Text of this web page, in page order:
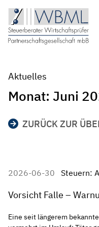
Aktuelles
Monat: Juni
ZURÜCK ZUR
2026-06-30 Steuern:
Vorsicht Falle –
Eine seit längerem bekannte Betrugsmasche ist aktuell wieder